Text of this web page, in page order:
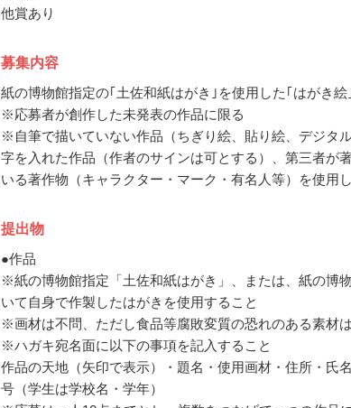
他賞あり
募集内容
紙の博物館指定の｢土佐和紙はがき｣を使用した｢はがき絵
※応募者が創作した未発表の作品に限る
※自筆で描いていない作品（ちぎり絵、貼り絵、デジタ
字を入れた作品（作者のサインは可とする）、第三者が
いる著作物（キャラクター・マーク・有名人等）を使用
提出物
●作品
※紙の博物館指定「土佐和紙はがき」、または、紙の博
いて自身で作製したはがきを使用すること
※画材は不問、ただし食品等腐敗変質の恐れのある素材
※ハガキ宛名面に以下の事項を記入すること
作品の天地（矢印で表示）・題名・使用画材・住所・氏
号（学生は学校名・学年）